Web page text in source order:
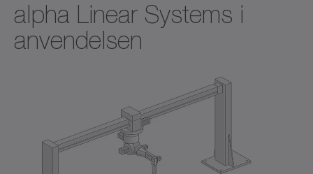
alpha Linear Systems i
anvendelsen